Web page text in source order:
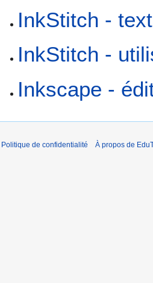
InkStitch -
InkStitch -
Inkscape -
Politique de confidentialité À propos de